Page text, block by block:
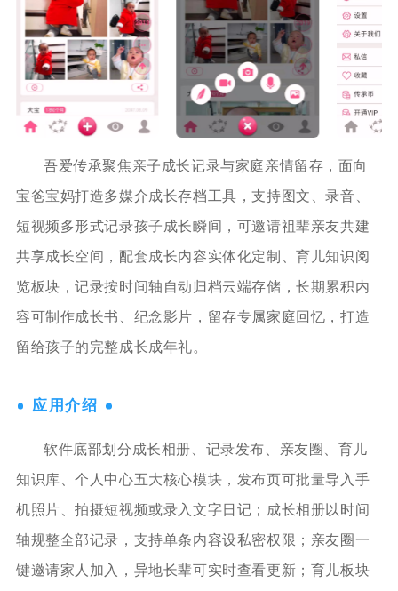
吾爱传承聚焦亲子成长记录与家庭亲情留存，面向
宝爸宝妈打造多媒介成长存档工具，支持图文、录音、
短视频多形式记录孩子成长瞬间，可邀请祖辈亲友共建
共享成长空间，配套成长内容实体化定制、育儿知识阅
览板块，记录按时间轴自动归档云端存储，长期累积内
容可制作成长书、纪念影片，留存专属家庭回忆，打造
留给孩子的完整成长成年礼。
应用介绍
软件底部划分成长相册、记录发布、亲友圈、育儿
知识库、个人中心五大核心模块，发布页可批量导入手
机照片、拍摄短视频或录入文字日记；成长相册以时间
轴规整全部记录，支持单条内容设私密权限；亲友圈一
键邀请家人加入，异地长辈可实时查看更新；育儿板块